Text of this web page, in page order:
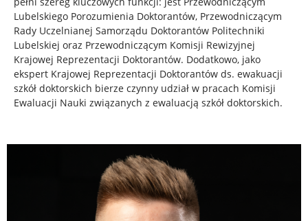
Lubelskiego Porozumienia Doktorantów, Przewodniczącym
Rady Uczelnianej Samorządu Doktorantów Politechniki
Lubelskiej oraz Przewodniczącym Komisji Rewizyjnej
Krajowej Reprezentacji Doktorantów. Dodatkowo, jako
ekspert Krajowej Reprezentacji Doktorantów ds. ewakuacji
szkół doktorskich bierze czynny udział w pracach Komisji
Ewaluacji Nauki związanych z ewaluacją szkół doktorskich.